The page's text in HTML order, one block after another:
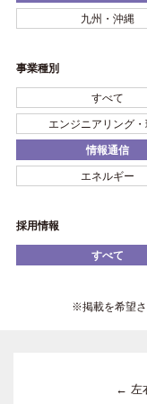
九州・沖縄
事業種別
すべて
エンジニアリング
情報通信
エネルギー
採用情報
すべて
※掲載を希望
← 左